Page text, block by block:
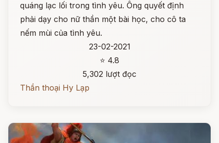
quáng lạc lối trong tình yêu. Ông quyết định
phải dạy cho nữ thần một bài học, cho cô ta
nếm mùi của tình yêu.
23-02-2021
⭐ 4.8
5,302 lượt đọc
Thần thoại Hy Lạp